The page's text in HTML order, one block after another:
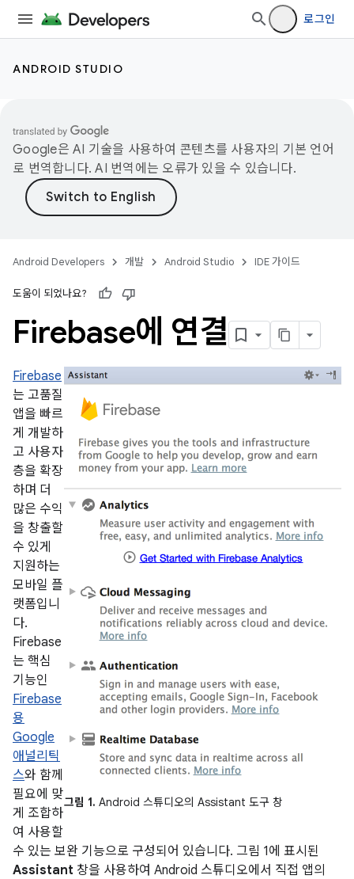
로그인
ANDROID STUDIO
Google은 AI 기술을 사용하여 콘텐츠를 사용자의 기본 언어
로 번역합니다. AI 번역에는 오류가 있을 수 있습니다.
Android Developers 개발 Android Studio IDE 가이드
도움이 되었나요?
Firebase에 연결
그림 1. Android 스튜디오의 Assistant 도구 창
Firebase
는 고품질
앱을 빠르
게 개발하
고 사용자
층을 확장
하며 더
많은 수익
을 창출할
수 있게
지원하는
모바일 플
랫폼입니
다.
Firebase
는 핵심
기능인
Firebase
용
Google
애널리틱
스와 함께
필요에 맞
게 조합하
여 사용할
수 있는 보완 기능으로 구성되어 있습니다. 그림 1에 표시된
Assistant 창을 사용하여 Android 스튜디오에서 직접 앱의